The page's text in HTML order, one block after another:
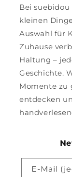
Bei
kleinen
Auswahl für
Zuhause
Haltung –
Geschichte.
Momente zu
entdecken
E-Mail